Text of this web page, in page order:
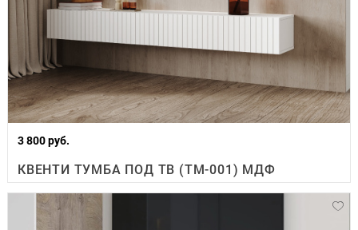
3 800 руб.
КВЕНТИ ТУМБА ПОД ТВ (ТМ-001) МДФ